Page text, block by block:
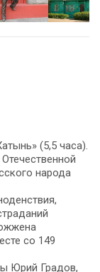
(5,5 часа).
народа
со 149
Юрий Градов,